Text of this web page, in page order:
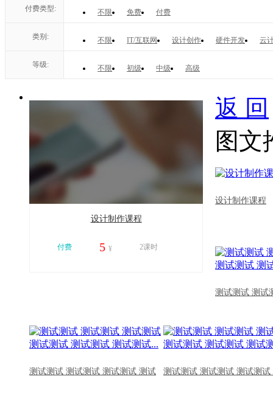
付费类型: 不限 免费 付费
类别: 不限 IT/互联网 设计创作 硬件开发 云
等级: 不限 初级 中级 高级
设计制作课程
付费 5 ¥
2课时
返 回
图文
设计制作课程
测试测试 测试
测试测试 测试测试 测试测试 测试 测试测试 测试测试 测试测试